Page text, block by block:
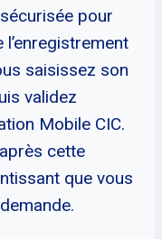
pour
saisissez son
validez
Mobile CIC.
cette
que vous